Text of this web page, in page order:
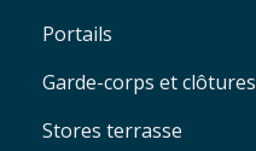
Portails
Garde-corps et clôtures
Stores terrasse